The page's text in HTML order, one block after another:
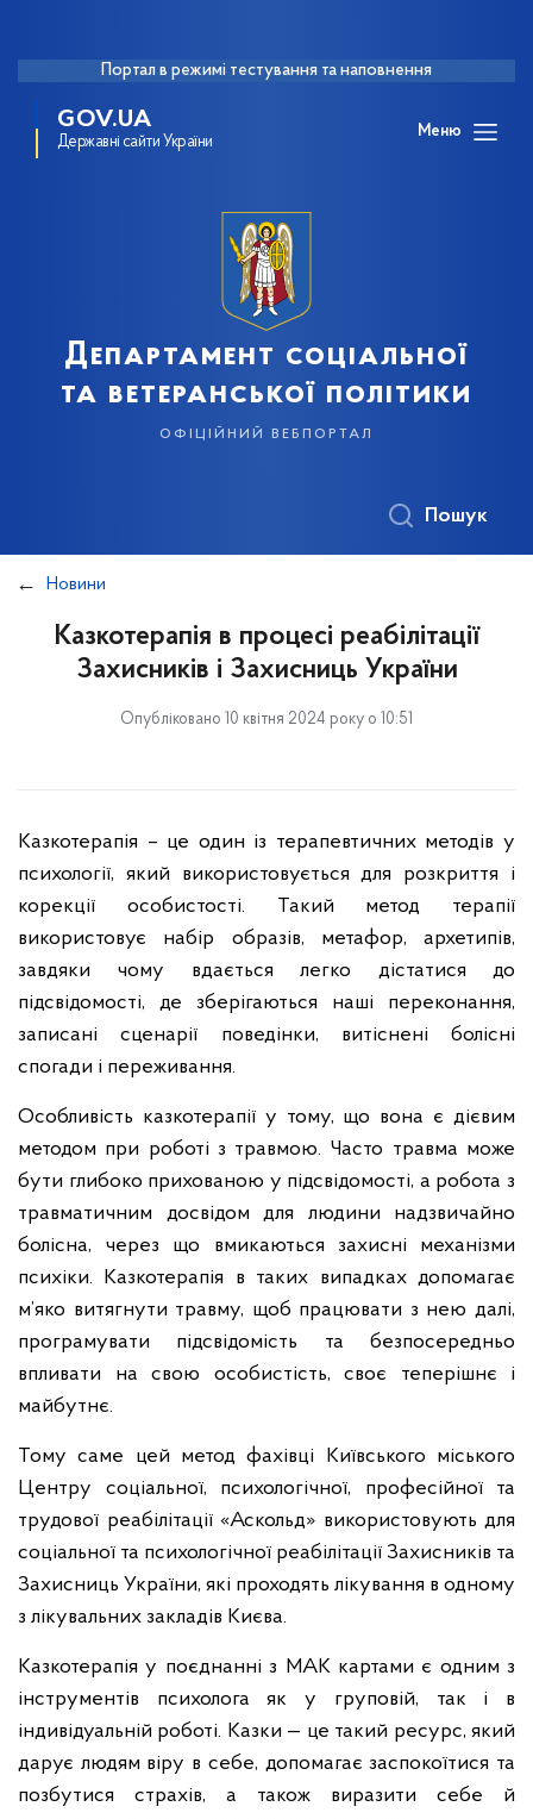
Портал в режимі тестування та наповнення
GOV.UA
Державні сайти України
Меню
Департамент соціальної
та ветеранської політики
офіційний вебпортал
Пошук
Новини
Казкотерапія в процесі реабілітації
Захисників і Захисниць України
Опубліковано 10 квітня 2024 року о 10:51
Казкотерапія – це один із терапевтичних методів у
психології, який використовується для розкриття і
корекції особистості. Такий метод терапії
використовує набір образів, метафор, архетипів,
завдяки чому вдається легко дістатися до
підсвідомості, де зберігаються наші переконання,
записані сценарії поведінки, витіснені болісні
спогади і переживання.
Особливість казкотерапії у тому, що вона є дієвим
методом при роботі з травмою. Часто травма може
бути глибоко прихованою у підсвідомості, а робота з
травматичним досвідом для людини надзвичайно
болісна, через що вмикаються захисні механізми
психіки. Казкотерапія в таких випадках допомагає
м’яко витягнути травму, щоб працювати з нею далі,
програмувати підсвідомість та безпосередньо
впливати на свою особистість, своє теперішнє і
майбутнє.
Тому саме цей метод фахівці Київського міського
Центру соціальної, психологічної, професійної та
трудової реабілітації «Аскольд» використовують для
соціальної та психологічної реабілітації Захисників та
Захисниць України, які проходять лікування в одному
з лікувальних закладів Києва.
Казкотерапія у поєднанні з МАК картами є одним з
інструментів психолога як у груповій, так і в
індивідуальній роботі. Казки — це такий ресурс, який
дарує людям віру в себе, допомагає заспокоїтися та
позбутися страхів, а також виразити себе й